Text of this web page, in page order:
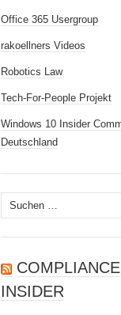
Office 365 Usergroup
rakoellners Videos
Robotics Law
Tech-For-People Projekt
Windows 10 Insider
Deutschland
Suchen
nach:
COMPLIANCE
INSIDER